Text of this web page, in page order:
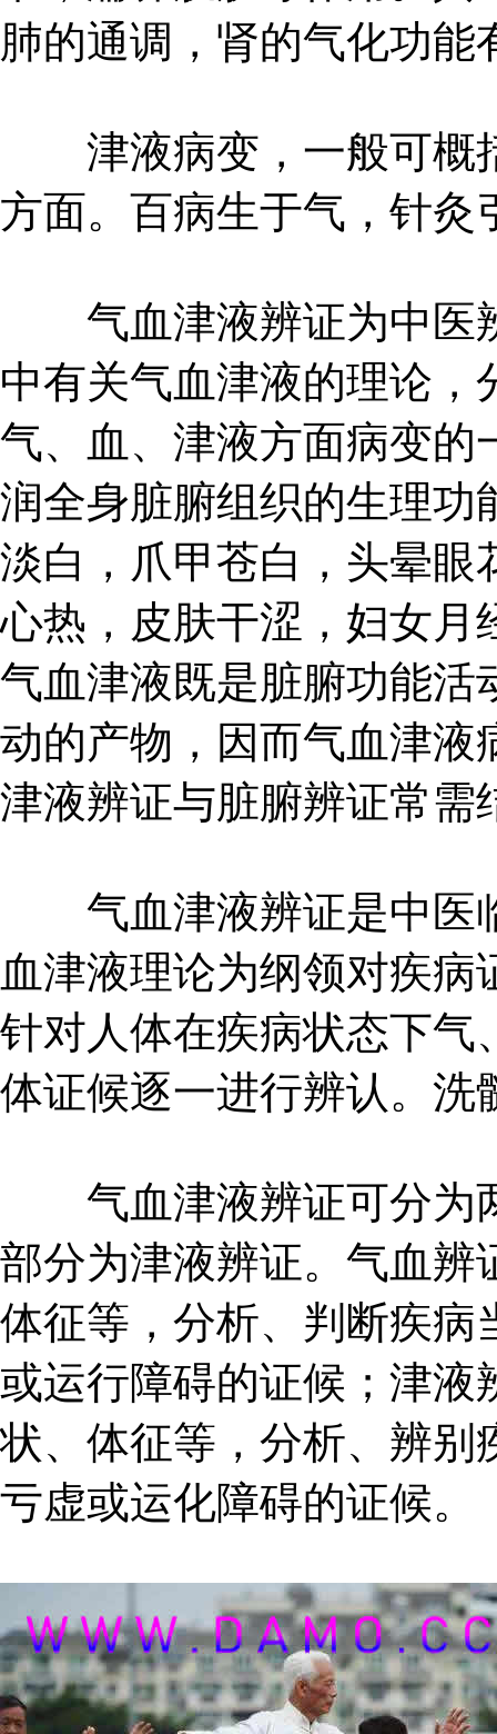
肺的通调，肾的气化功能
津液病变，一般可概
方面。百病生于气，针灸
气血津液辨证为中医
中有关气血津液的理论
气、血、津液方面病变的
润全身脏腑组织的生理功
淡白，爪甲苍白，头晕眼
心热，皮肤干涩，妇女月
气血津液既是脏腑功能活
动的产物，因而气血津液
津液辨证与脏腑辨证常需
气血津液辨证是中医
血津液理论为纲领对疾
针对人体在疾病状态下气
体证候逐一进行辨认。洗
气血津液辨证可分为
部分为津液辨证。气血辨
体征等，分析、判断疾病
或运行障碍的证候；津液
状、体征等，分析、辨别
亏虚或运化障碍的证候。